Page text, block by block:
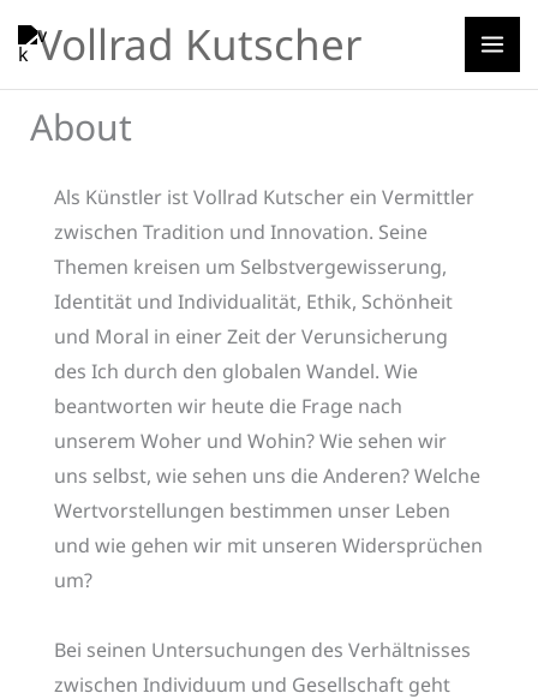
Inhalt
springen
Vollrad Kutscher
About
Als Künstler ist Vollrad Kutscher ein Vermittler
zwischen Tradition und Innovation. Seine
Themen kreisen um Selbstvergewisserung,
Identität und Individualität, Ethik, Schönheit
und Moral in einer Zeit der Verunsicherung
des Ich durch den globalen Wandel. Wie
beantworten wir heute die Frage nach
unserem Woher und Wohin? Wie sehen wir
uns selbst, wie sehen uns die Anderen? Welche
Wertvorstellungen bestimmen unser Leben
und wie gehen wir mit unseren Widersprüchen
um?
Bei seinen Untersuchungen des Verhältnisses
zwischen Individuum und Gesellschaft geht